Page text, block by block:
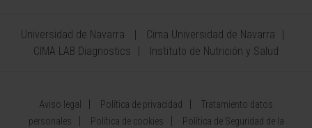
Universidad de Navarra
Cima Universidad de Navarra
CIMA LAB Diagnostics
Instituto de Nutrición y Salud
Aviso legal Política de privacidad
Tratamiento datos
personales
Política de cookies Política de Seguridad de la